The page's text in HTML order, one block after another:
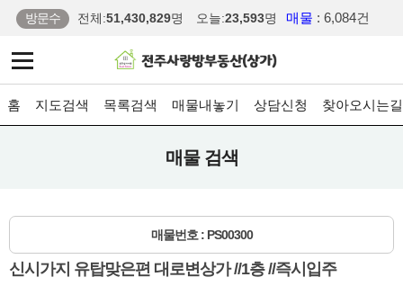
방문수 전체:51,430,829명 오늘:23,593명 매물 : 6,084건
홈 지도검색 목록검색 매물내놓기 상담신청 찾아오시는길
매물 검색
매물번호 : PS00300
신시가지 유탑맞은편 대로변상가 //1층 //즉시입주